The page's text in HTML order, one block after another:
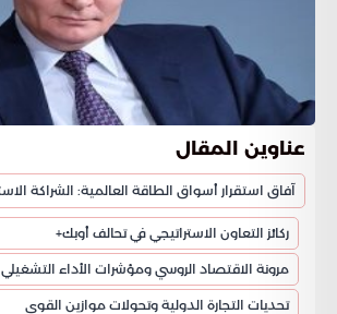
عناوين المقال
ركائز التعاون الاستراتيجي في تحالف أوبك+
مرونة الاقتصاد الروسي ومؤشرات الأداء التشغيلي
تحديات التجارة الدولية وتحولات موازين القوى